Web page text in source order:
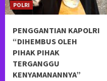
POLRI
PENGGANTIAN KAPOLRI
“DIHEMBUS OLEH
PIHAK PIHAK
TERGANGGU
KENYAMANANNYA”